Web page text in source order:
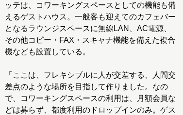
ッテは、コワーキングスペースとしての機能も備
えるゲストハウス。一般客も迎えてのカフェバー
となるラウンジスペースに無線LAN、AC電源、
その他コピー・FAX・スキャナ機能を備えた複合
機なども設置している。
「ここは、フレキシブルに人が交差する、人間交
差点のような場所を目指して作りました。なの
で、コワーキングスペースの利用は、月額会員な
どは募らず、都度利用のドロップインのみ。ゲス